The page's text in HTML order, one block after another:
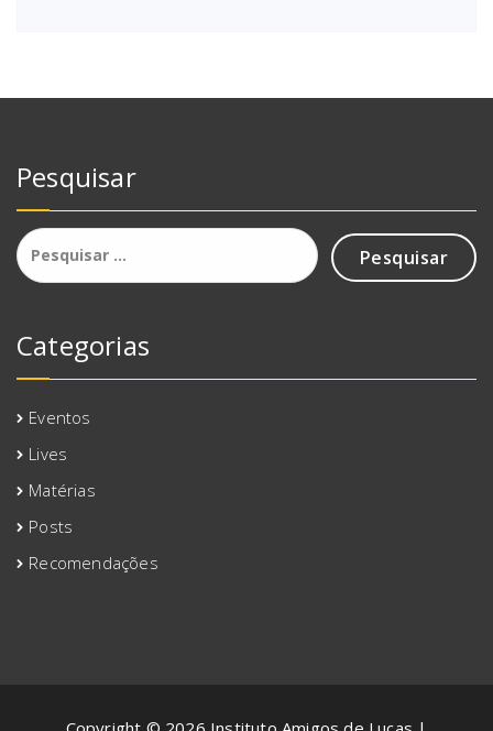
Pesquisar
Pesquisar
por:
Categorias
Eventos
Lives
Matérias
Posts
Recomendações